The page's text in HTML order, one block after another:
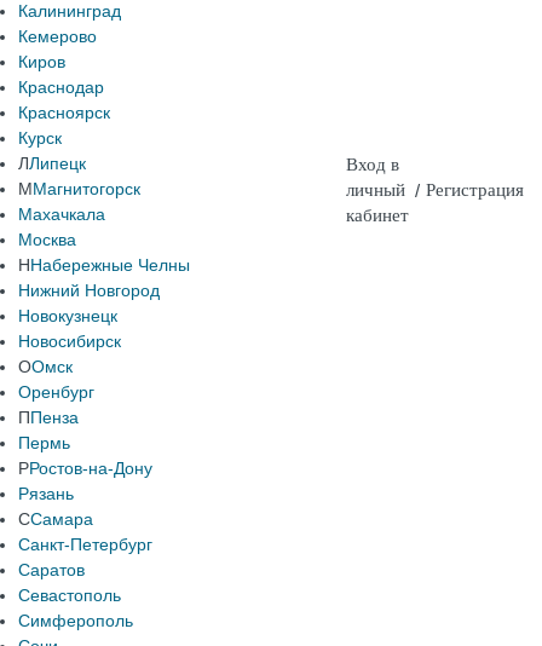
Калининград
Кемерово
Киров
Краснодар
Красноярск
Курск
ЛЛипецк
ММагнитогорск
Махачкала
Москва
ННабережные Челны
Нижний Новгород
Новокузнецк
Новосибирск
ООмск
Оренбург
ППенза
Пермь
РРостов-на-Дону
Рязань
ССамара
Санкт-Петербург
Саратов
Севастополь
Симферополь
Вход в
личный
кабинет
/ Регистрация